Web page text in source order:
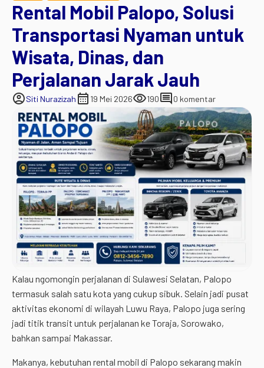
Rental Mobil Palopo, Solusi
Transportasi Nyaman untuk
Wisata, Dinas, dan
Perjalanan Jarak Jauh
account_circleSiti Nurazizah calendar_month 19 Mei 2026visibility190comment0 komentar
Kalau ngomongin perjalanan di Sulawesi Selatan, Palopo
termasuk salah satu kota yang cukup sibuk. Selain jadi pusat
aktivitas ekonomi di wilayah Luwu Raya, Palopo juga sering
jadi titik transit untuk perjalanan ke Toraja, Sorowako,
bahkan sampai Makassar.
Makanya, kebutuhan rental mobil di Palopo sekarang makin